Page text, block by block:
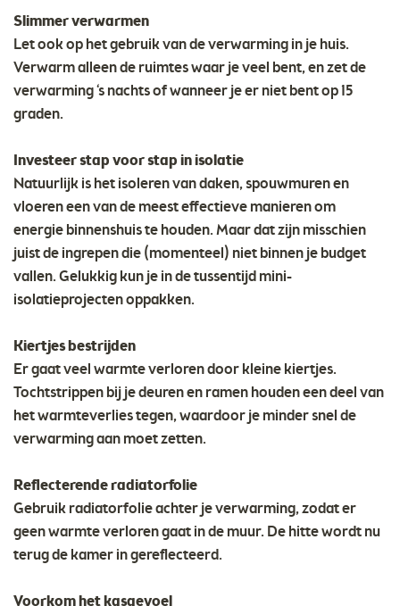
Slimmer verwarmen
Let ook op het gebruik van de verwarming in je huis.
Verwarm alleen de ruimtes waar je veel bent, en zet de
verwarming ‘s nachts of wanneer je er niet bent op 15
graden.
Investeer stap voor stap in isolatie
Natuurlijk is het isoleren van daken, spouwmuren en
vloeren een van de meest effectieve manieren om
energie binnenshuis te houden. Maar dat zijn misschien
juist de ingrepen die (momenteel) niet binnen je budget
vallen. Gelukkig kun je in de tussentijd mini-
isolatieprojecten oppakken.
Kiertjes bestrijden
Er gaat veel warmte verloren door kleine kiertjes.
Tochtstrippen bij je deuren en ramen houden een deel van
het warmteverlies tegen, waardoor je minder snel de
verwarming aan moet zetten.
Reflecterende radiatorfolie
Gebruik radiatorfolie achter je verwarming, zodat er
geen warmte verloren gaat in de muur. De hitte wordt nu
terug de kamer in gereflecteerd.